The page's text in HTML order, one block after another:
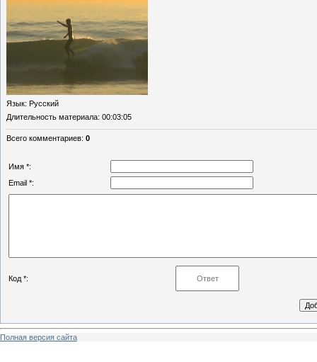
Язык: Русский
Длительность материала: 00:03:05
Всего комментариев: 0
Имя *:
Email *:
Код *:
Полная версия сайта